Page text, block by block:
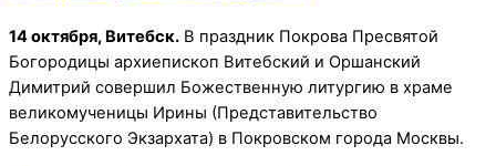
14 октября, Витебск. В праздник Покрова Пресвятой
Богородицы архиепископ Витебский и Оршанский
Димитрий совершил Божественную литургию в храме
великомученицы Ирины (Представительство
Белорусского Экзархата) в Покровском города Москвы.